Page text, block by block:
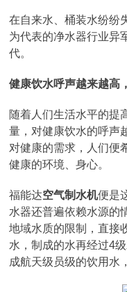
在自来水、桶装水纷纷
为代表的净水器行业异
代。
健康饮水呼声越来越高
随着人们生活水平的提
量，对健康饮水的呼声
对健康的需求，人们便
健康的环境、身心。
福能达空气制水机便是
水器还普遍依赖水源的
地域水质的限制，直接
水，制成的水再经过4
成航天级员级的饮用水